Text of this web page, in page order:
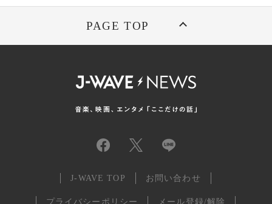
PAGE TOP
J-WAVE TOP お問い合わせ
プライバシーポリシー メール登録/解除